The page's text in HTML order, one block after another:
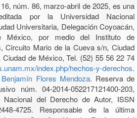
núm. 86, marzo-abril de 2025, es una
por la Universidad Nacional
Universitaria, Delegación Coyoacán,
México, por medio del Instituto de
Circuito Mario de la Cueva s/n, Ciudad
Ciudad de México, Tel. (52) 55 56 22 74
index.php/hechos-y-derechos.
Flores Mendoza. Reserva de
núm. 04-2014-052217121400-203,
del Derecho de Autor, ISSN
4725. Responsable de la última